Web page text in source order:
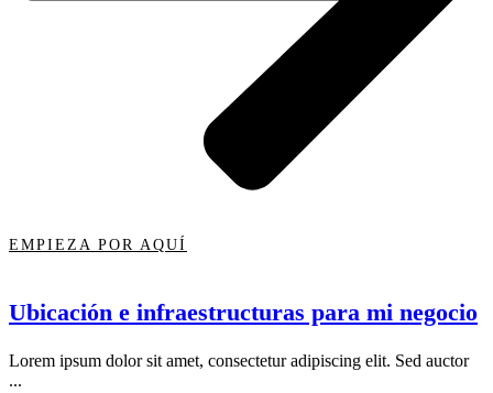
EMPIEZA POR AQUÍ
Ubicación e infraestructuras para mi negocio
Lorem ipsum dolor sit amet, consectetur adipiscing elit. Sed auctor
...